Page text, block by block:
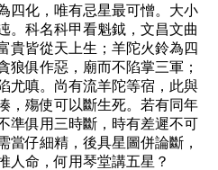
四化，唯有忌星最可憎。大小
。科名科甲看魁鉞，文昌文曲
貴皆從天上生；羊陀火鈴為四
狼俱作惡，廟而不陷掌三軍；
尤嗔。尚有流羊陀等宿，此與
，殤使可以斷生死。若有同年
準俱用三時斷，時有差遲不可
當仔細精，後具星圖併論斷，
人命，何用琴堂講五星？